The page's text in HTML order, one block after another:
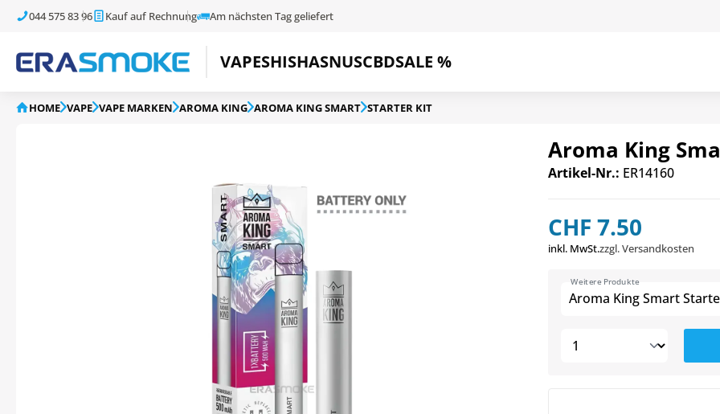
044 575 83 96 Kauf auf Rechnung Am nächsten Tag geliefert
VAPESHISHASNUSCBDSALE %
HOME VAPE VAPE MARKEN AROMA KING AROMA KING SMART STARTER KIT
Aroma King
Artikel-Nr.: ER14160
CHF 7.50
inkl. MwSt.zzgl. Versandkosten
Aroma King Smart
Weitere Produkte